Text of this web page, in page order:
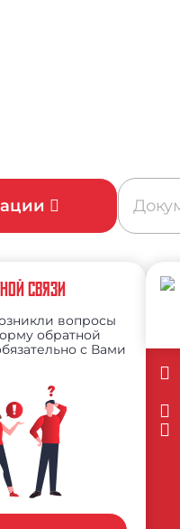
СВЯЗИ
вопросы
обратной
с Вами